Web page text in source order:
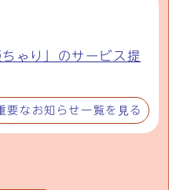
ゃり」のサービス提
要なお知らせ一覧を見る